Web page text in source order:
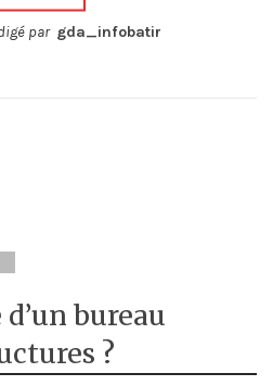
par gda_infobatir
bureau
?